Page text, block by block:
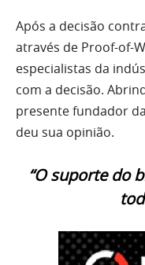
Após a decisão
através de Proof-of-
especialistas da
com a decisão.
presente fundador
deu sua opinião.
“O suporte do